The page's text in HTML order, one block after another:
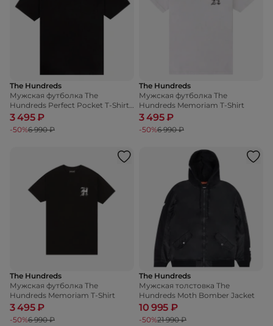
The Hundreds
Мужская футболка The
Hundreds Perfect Pocket T-Shirt
F23
3 495 ₽
-50%6 990 ₽
The Hundreds
Мужская футболка The
Hundreds Memoriam T-Shirt
3 495 ₽
-50%6 990 ₽
The Hundreds
Мужская футболка The
Hundreds Memoriam T-Shirt
3 495 ₽
-50%6 990 ₽
The Hundreds
Мужская толстовка The
Hundreds Moth Bomber Jacket
10 995 ₽
-50%21 990 ₽